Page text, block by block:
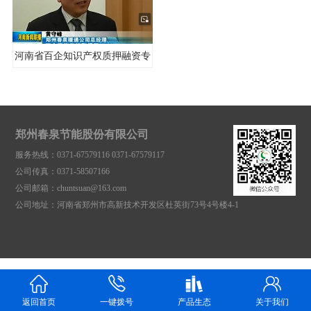
河南省百企知识产权质押融资专
郑州春泉节能股份有限公司
服务热线：0371-67579116 0371-67579117
公司传真：0371-58507166
公司邮箱：chuntsuan@163.com
公司地址：河南省郑州市高新技术开发区杜英街73号4号楼4-1
返回首页 一键拨号 产品生态 关于我们